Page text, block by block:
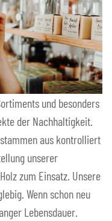
und besonders
der Nachhaltigkeit.
aus kontrolliert
unserer
zum Einsatz. Unsere
Wenn schon neu
Lebensdauer.